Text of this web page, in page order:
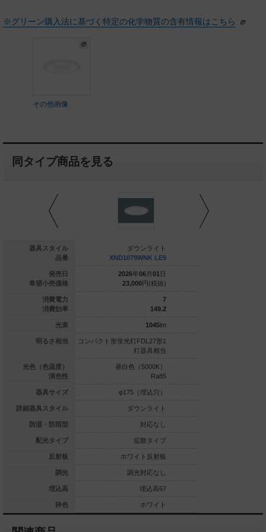
※グリーン購入法に基づく特定の化学物質の含有情報はこちら
その他画像
同タイプ商品を見る
器具スタイル
品番
発売日
希望小売価格
消費電力
消費効率
光束
明るさ相当
光色（色温度）
演色性
器具サイズ
詳細器具スタイル
防湿・防雨型
配光タイプ
反射板
調光
埋込高
枠色
ダウンライト
円(税抜)
39
142.5
灯FHT42形3
白色（4000K）
（埋込穴）
ダウンライト
対応なし
広角タイプ
ダウンライト
XND1079WNK LE9
2026年06 月 01 日
23,000円(税抜)
7
149.2
1045lm
コンパクト形蛍光灯FDL27形1
灯器具相当
昼白色（5000K）
Ra85
φ175（埋込穴）
ダウンライト
対応なし
拡散タイプ
ホワイト反射板
調光対応なし
埋込高67
ホワイト